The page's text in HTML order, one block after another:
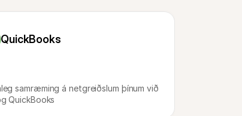
QuickBooks
samræming á netgreiðslum þínum við
QuickBooks